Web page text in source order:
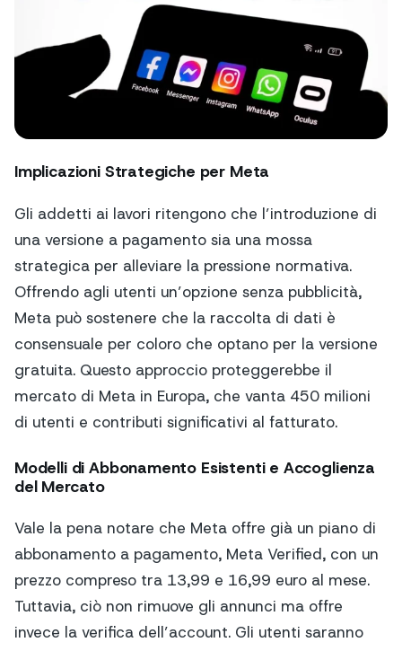
Implicazioni Strategiche per Meta
Gli addetti ai lavori ritengono che l’introduzione di
una versione a pagamento sia una mossa
strategica per alleviare la pressione normativa.
Offrendo agli utenti un’opzione senza pubblicità,
Meta può sostenere che la raccolta di dati è
consensuale per coloro che optano per la versione
gratuita. Questo approccio proteggerebbe il
mercato di Meta in Europa, che vanta 450 milioni
di utenti e contributi significativi al fatturato.
Modelli di Abbonamento Esistenti e Accoglienza
del Mercato
Vale la pena notare che Meta offre già un piano di
abbonamento a pagamento, Meta Verified, con un
prezzo compreso tra 13,99 e 16,99 euro al mese.
Tuttavia, ciò non rimuove gli annunci ma offre
invece la verifica dell’account. Gli utenti saranno